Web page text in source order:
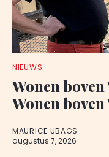
NIEUWS
Wonen
Wonen
MAURICE UBAGS
augustus 7, 2026